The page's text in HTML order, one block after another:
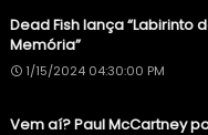
Dead Fish lança “Labirinto
Memória”
1/15/2024 04:30:00 PM
Vem aí? Paul McCartney